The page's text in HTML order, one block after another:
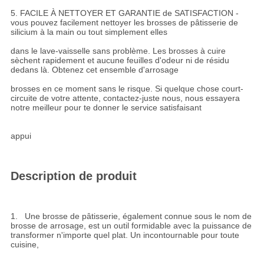
5. FACILE À NETTOYER ET GARANTIE de SATISFACTION -
vous pouvez facilement nettoyer les brosses de pâtisserie de
silicium à la main ou tout simplement elles
dans le lave-vaisselle sans problème. Les brosses à cuire
sèchent rapidement et aucune feuilles d'odeur ni de résidu
dedans là. Obtenez cet ensemble d'arrosage
brosses en ce moment sans le risque. Si quelque chose court-
circuite de votre attente, contactez-juste nous, nous essayera
notre meilleur pour te donner le service satisfaisant
appui
Description de produit
1. Une brosse de pâtisserie, également connue sous le nom de
brosse de arrosage, est un outil formidable avec la puissance de
transformer n'importe quel plat. Un incontournable pour toute
cuisine,